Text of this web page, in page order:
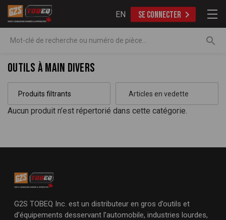
EN SE CONNECTER
Outils à main divers
Produits filtrants
Aucun produit n’est répertorié dans cette catégorie.
G2S TOBEQ Inc. est un distributeur en gros d’outils et
d’équipements desservant l’automobile, industries lourdes,